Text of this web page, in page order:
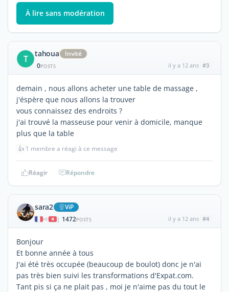
À lire sans modération
T tahoua
Invité
0POSTS il y a 12 ans #3
demain , nous allons acheter une table de massage ,
j'éspère que nous allons la trouver
vous connaissez des endroits ?
j'ai trouvé la masseuse pour venir à domicile, manque
plus que la table
👍 1 membre a réagi à ce message
Réagir Répondre
sara2 ViP
| 1472POSTS il y a 12 ans #4
Bonjour
Et bonne année à tous
J'ai été très occupée (beaucoup de boulot) donc je n'ai
pas très bien suivi les transformations d'Expat.com.
Tant pis si ça ne plait pas , moi je n'aime pas du tout le